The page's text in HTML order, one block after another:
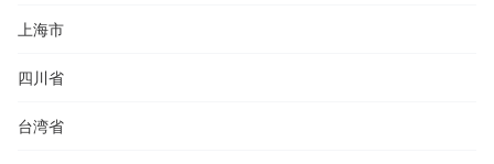
上海市
四川省
台湾省